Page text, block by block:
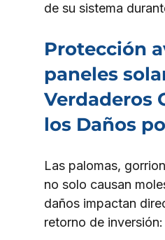
de su sistema
Protección
paneles
Verdaderos
los Daños
Las palomas,
no solo causan
daños impactan
retorno de inversión: